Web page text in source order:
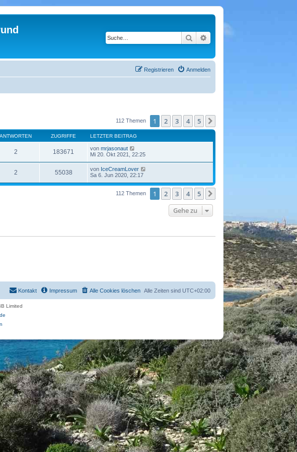
Suche Erweiterte Suche
Anmelden
Registrieren
112 Themen 1 2 3 4 5
ANTWORTEN ZUGRIFFE LETZTER BEITRAG
2 183671 von mrjasonaut
Mi 20. Okt 2021, 22:25
2 55038 von IceCreamLover
Sa 6. Jun 2020, 22:17
112 Themen 1 2 3 4 5
Gehe zu
Alle Zeiten sind UTC+02:00
Alle Cookies löschen
Impressum
Kontakt
Limited